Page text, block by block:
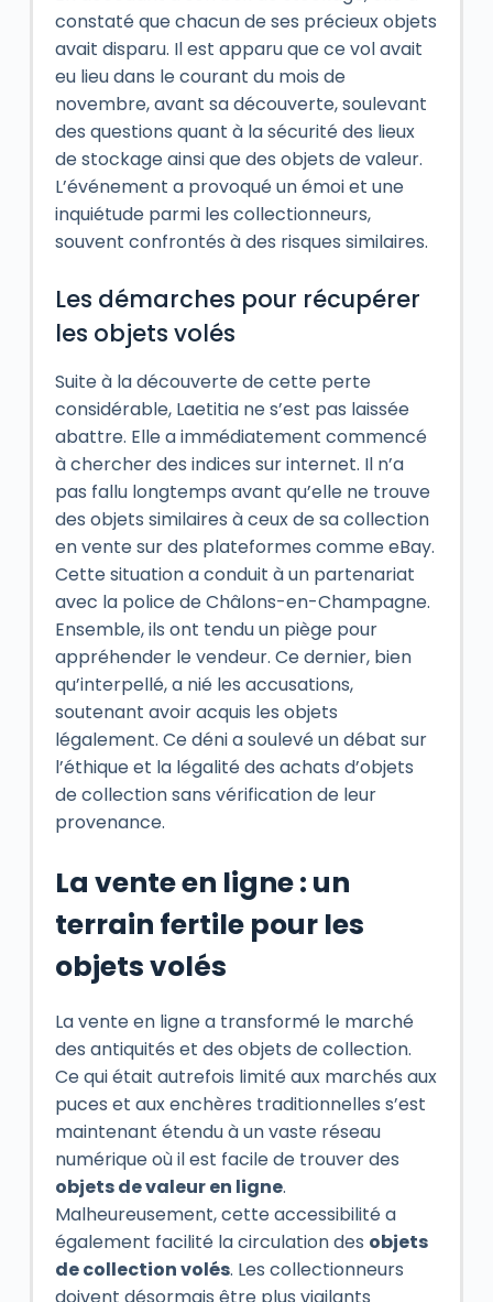
constaté que chacun de ses précieux objets
avait disparu. Il est apparu que ce vol avait
eu lieu dans le courant du mois de
novembre, avant sa découverte, soulevant
des questions quant à la sécurité des lieux
de stockage ainsi que des objets de valeur.
L’événement a provoqué un émoi et une
inquiétude parmi les collectionneurs,
souvent confrontés à des risques similaires.
Les démarches pour récupérer
les objets volés
Suite à la découverte de cette perte
considérable, Laetitia ne s’est pas laissée
abattre. Elle a immédiatement commencé
à chercher des indices sur internet. Il n’a
pas fallu longtemps avant qu’elle ne trouve
des objets similaires à ceux de sa collection
en vente sur des plateformes comme eBay.
Cette situation a conduit à un partenariat
avec la police de Châlons-en-Champagne.
Ensemble, ils ont tendu un piège pour
appréhender le vendeur. Ce dernier, bien
qu’interpellé, a nié les accusations,
soutenant avoir acquis les objets
légalement. Ce déni a soulevé un débat sur
l’éthique et la légalité des achats d’objets
de collection sans vérification de leur
provenance.
La vente en ligne : un
terrain fertile pour les
objets volés
La vente en ligne a transformé le marché
des antiquités et des objets de collection.
Ce qui était autrefois limité aux marchés aux
puces et aux enchères traditionnelles s’est
maintenant étendu à un vaste réseau
numérique où il est facile de trouver des
objets de valeur en ligne.
Malheureusement, cette accessibilité a
également facilité la circulation des objets
de collection volés. Les collectionneurs
doivent désormais être plus vigilants